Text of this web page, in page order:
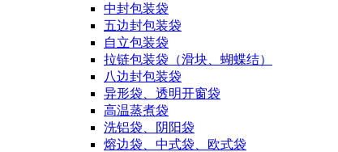
中封包装袋
五边封包装袋
自立包装袋
拉链包装袋（滑块、蝴蝶结）
八边封包装袋
异形袋、透明开窗袋
高温蒸煮袋
洗铝袋、阴阳袋
熔边袋、中式袋、欧式袋